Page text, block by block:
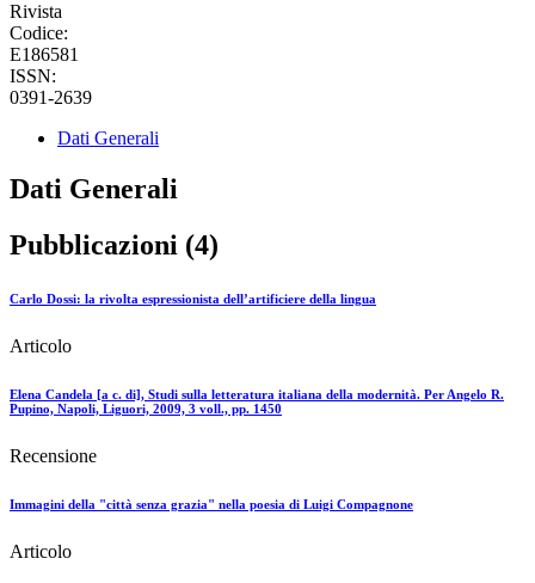
Rivista
Codice:
E186581
ISSN:
0391-2639
Dati Generali
Dati Generali
Pubblicazioni (4)
Carlo Dossi: la rivolta espressionista dell’artificiere della lingua
Articolo
Elena Candela [a c. di], Studi sulla letteratura italiana della modernità. Per Angelo R.
Pupino, Napoli, Liguori, 2009, 3 voll., pp. 1450
Recensione
Immagini della "città senza grazia" nella poesia di Luigi Compagnone
Articolo